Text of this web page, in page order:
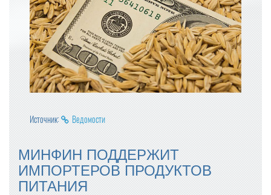
Источник: Ведомости
МИНФИН ПОДДЕРЖИТ
ИМПОРТЕРОВ ПРОДУКТОВ
ПИТАНИЯ